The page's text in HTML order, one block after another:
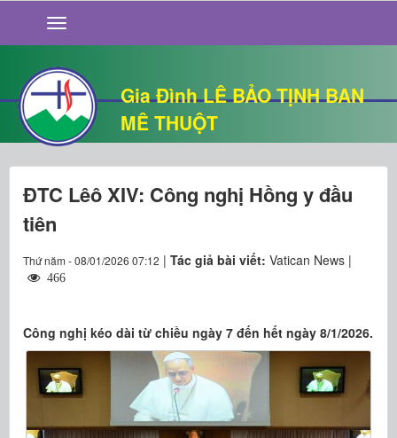
Gia Đình LÊ BẢO TỊNH BAN
MÊ THUỘT
GIỚI THIỆU
TIN TỨC
SỐNG ĐẠO
CHUYỆN NHÀ
QUÁN VĂN
THƯ GIÃN
ĐTC Lêô XIV: Công nghị Hồng y đầu
tiên
Thứ năm - 08/01/2026 07:12 | Tác giả bài viết: Vatican News |
466
Công nghị kéo dài từ chiều ngày 7 đến hết ngày 8/1/2026.